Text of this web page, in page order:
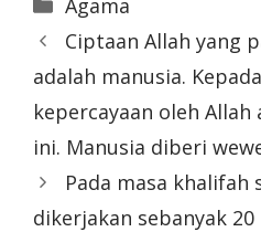
Agama
Ciptaan Allah yang
adalah manusia.
kepercayaan oleh
ini. Manusia diberi
Pada masa
dikerjakan sebanyak